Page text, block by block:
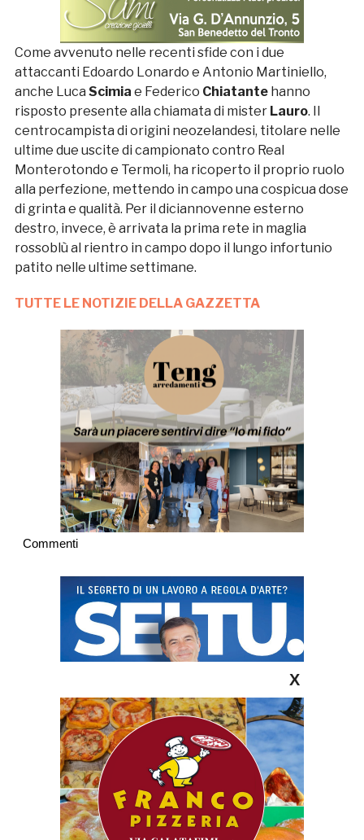
Come avvenuto nelle recenti sfide con i due
attaccanti Edoardo Lonardo e Antonio Martiniello,
anche Luca Scimia e Federico Chiatantehanno
risposto presente alla chiamata di mister Lauro. Il
centrocampista di origini neozelandesi, titolare nelle
ultime due uscite di campionato contro Real
Monterotondo e Termoli, ha ricoperto il proprio ruolo
alla perfezione, mettendo in campo una cospicua dose
di grinta e qualità. Per il diciannovenne esterno
destro, invece, è arrivata la prima rete in maglia
rossoblù al rientro in campo dopo il lungo infortunio
patito nelle ultime settimane.
TUTTE LE NOTIZIE DELLA GAZZETTA
Commenti
X